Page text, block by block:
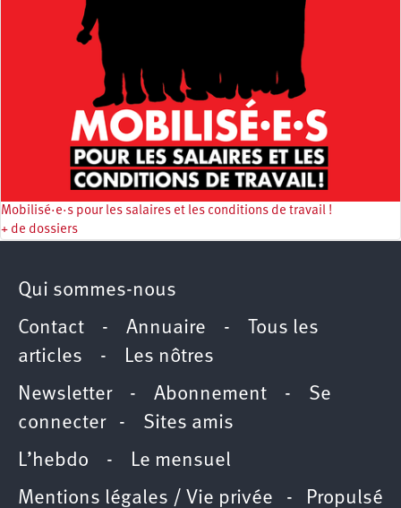
Mobilisé·e·s pour les salaires et les conditions de travail !
+ de dossiers
Qui sommes-nous
Contact - Annuaire -
Tous les
articles - Les nôtres
Newsletter- Abonnement - Se
connecter- Sites amis
L’hebdo - Le mensuel
Mentions légales / Vie privée - Propulsé